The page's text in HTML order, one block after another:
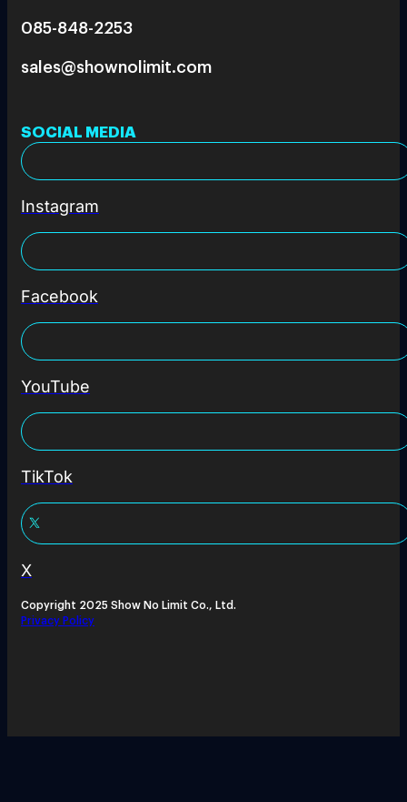
085-848-2253
sales@shownolimit.com
SOCIAL MEDIA
Instagram
Facebook
YouTube
TikTok
X
Copyright 2025 Show No Limit Co., Ltd.
Privacy Policy